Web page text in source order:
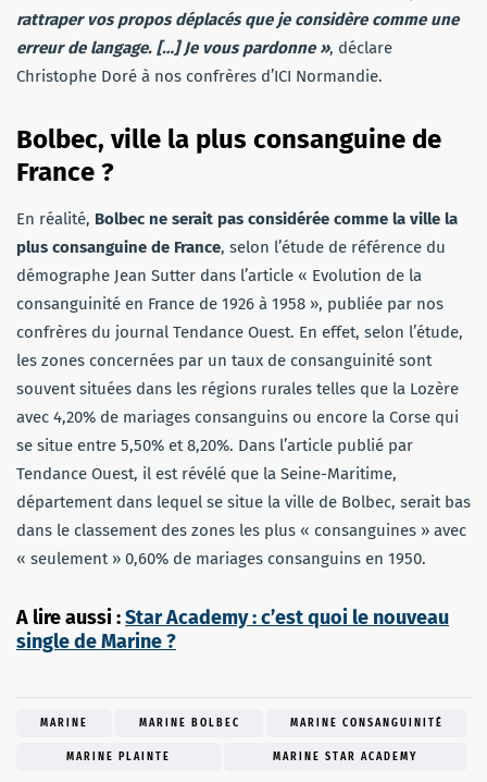
rattraper vos propos déplacés que je considère comme une
erreur de langage. […] Je vous pardonne », déclare
Christophe Doré à nos confrères d’ICI Normandie.
Bolbec, ville la plus consanguine de
France ?
En réalité, Bolbec ne serait pas considérée comme la ville la
plus consanguine de France, selon l’étude de référence du
démographe Jean Sutter dans l’article « Evolution de la
consanguinité en France de 1926 à 1958 », publiée par nos
confrères du journal Tendance Ouest. En effet, selon l’étude,
les zones concernées par un taux de consanguinité sont
souvent situées dans les régions rurales telles que la Lozère
avec 4,20% de mariages consanguins ou encore la Corse qui
se situe entre 5,50% et 8,20%. Dans l’article publié par
Tendance Ouest, il est révélé que la Seine-Maritime,
département dans lequel se situe la ville de Bolbec, serait bas
dans le classement des zones les plus « consanguines » avec
« seulement » 0,60% de mariages consanguins en 1950.
A lire aussi :Star Academy : c’est quoi le nouveau
single de Marine ?
MARINE MARINE BOLBEC MARINE CONSANGUINITÉ
MARINE PLAINTE MARINE STAR ACADEMY